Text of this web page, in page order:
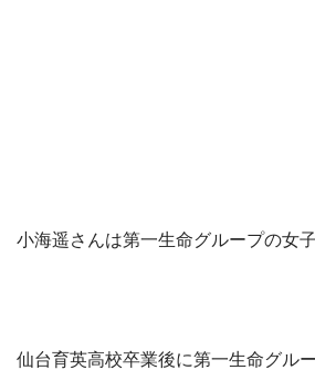
小海遥さんは第一生命グループの女
仙台育英高校卒業後に第一生命グル